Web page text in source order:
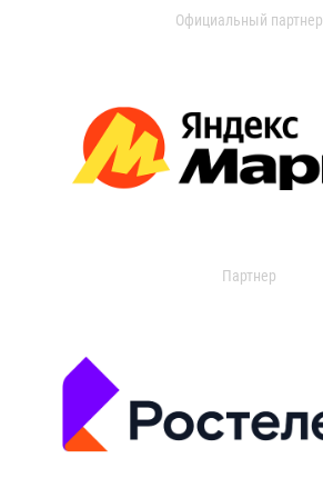
Официальный партнер
Партнер